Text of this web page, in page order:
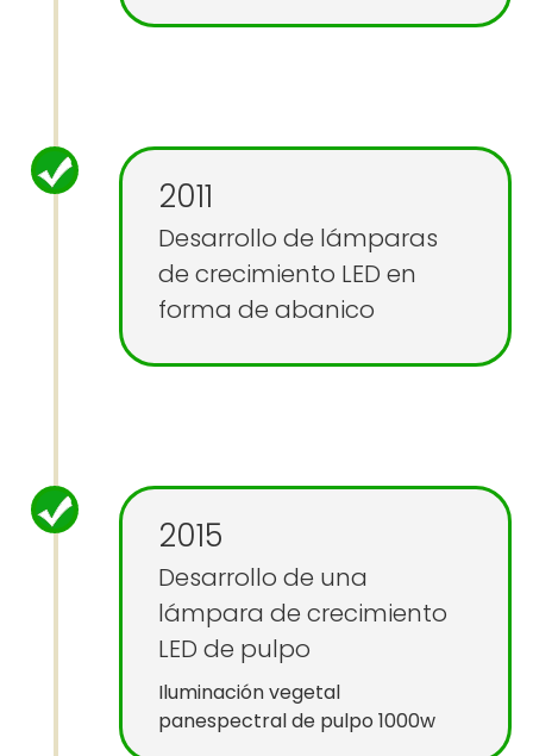
2011
Desarrollo de lámparas
de crecimiento LED en
forma de abanico
2015
Desarrollo de una
lámpara de crecimiento
LED de pulpo
Iluminación vegetal
panespectral de pulpo 1000w